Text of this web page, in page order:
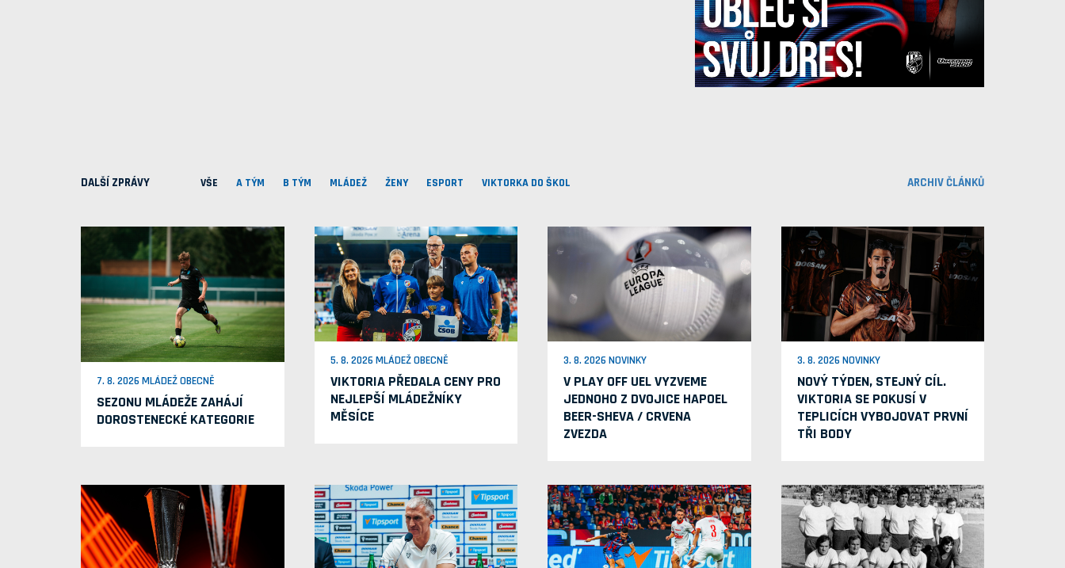
DALŠÍ ZPRÁVY VŠE A TÝM B TÝM MLÁDEŽ ŽENY ESPORT VIKTORKA DO ŠKOL ARCHIV ČLÁNKŮ
7. 8. 2026 MLÁDEŽ OBECNĚ
SEZONU MLÁDEŽE ZAHÁJÍ
DOROSTENECKÉ KATEGORIE
5. 8. 2026 MLÁDEŽ OBECNĚ
VIKTORIA PŘEDALA CENY PRO
NEJLEPŠÍ MLÁDEŽNÍKY
MĚSÍCE
3. 8. 2026 NOVINKY
V PLAY OFF UEL VYZVEME
JEDNOHO Z DVOJICE HAPOEL
BEER-SHEVA / CRVENA
ZVEZDA
3. 8. 2026 NOVINKY
NOVÝ TÝDEN, STEJNÝ CÍL.
VIKTORIA SE POKUSÍ V
TEPLICÍCH VYBOJOVAT PRVNÍ
TŘI BODY